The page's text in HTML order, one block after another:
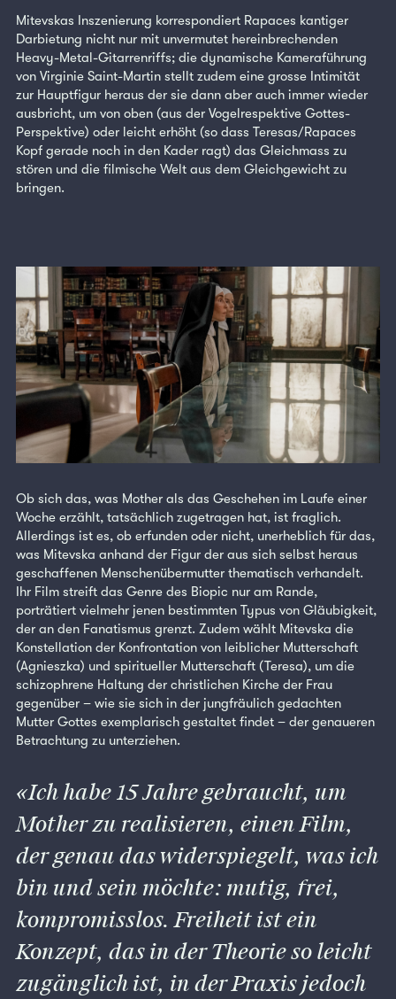
Mitevskas Inszenierung korrespondiert Rapaces kantiger
Darbietung nicht nur mit unvermutet hereinbrechenden
Heavy-Metal-Gitarrenriffs; die dynamische Kameraführung
von Virginie Saint-Martin stellt zudem eine grosse Intimität
zur Hauptfigur heraus der sie dann aber auch immer wieder
ausbricht, um von oben (aus der Vogelrespektive Gottes-
Perspektive) oder leicht erhöht (so dass Teresas/Rapaces
Kopf gerade noch in den Kader ragt) das Gleichmass zu
stören und die filmische Welt aus dem Gleichgewicht zu
bringen.
Ob sich das, was Mother als das Geschehen im Laufe einer
Woche erzählt, tatsächlich zugetragen hat, ist fraglich.
Allerdings ist es, ob erfunden oder nicht, unerheblich für das,
was Mitevska anhand der Figur der aus sich selbst heraus
geschaffenen Menschenübermutter thematisch verhandelt.
Ihr Film streift das Genre des Biopic nur am Rande,
porträtiert vielmehr jenen bestimmten Typus von Gläubigkeit,
der an den Fanatismus grenzt. Zudem wählt Mitevska die
Konstellation der Konfrontation von leiblicher Mutterschaft
(Agnieszka) und spiritueller Mutterschaft (Teresa), um die
schizophrene Haltung der christlichen Kirche der Frau
gegenüber – wie sie sich in der jungfräulich gedachten
Mutter Gottes exemplarisch gestaltet findet – der genaueren
Betrachtung zu unterziehen.
Ich habe 15 Jahre gebraucht, um
Mother zu realisieren, einen Film,
der genau das widerspiegelt, was ich
bin und sein möchte: mutig, frei,
kompromisslos. Freiheit ist ein
Konzept, das in der Theorie so leicht
zugänglich ist, in der Praxis jedoch